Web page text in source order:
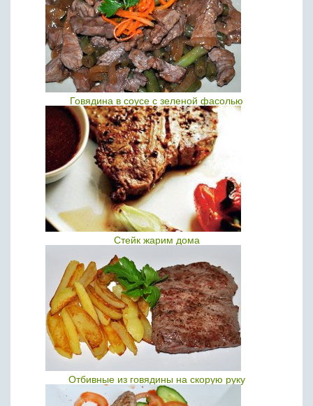
Говядина в соусе с зеленой фасолью
Стейк жарим дома
Отбивные из говядины на скорую руку